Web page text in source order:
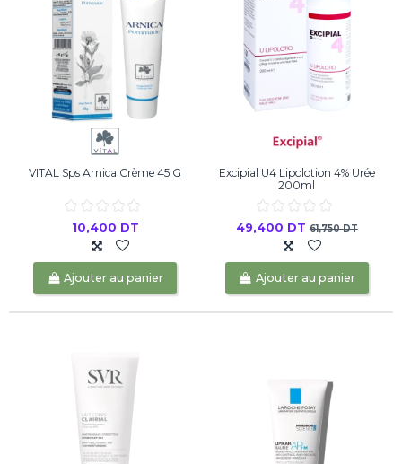
VITAL Sps Arnica Crème 45 G
10,400 DT
Ajouter au panier
Excipial U4 Lipolotion 4% Urée
200ml
49,400 DT61,750 DT
Ajouter au panier